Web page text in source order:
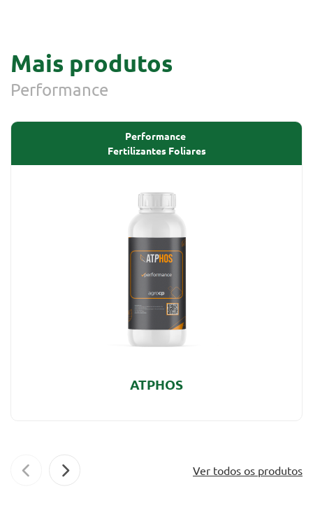
Mais produtos
Performance
Performance
Fertilizantes Foliares
ATPHOS
Ver todos os produtos